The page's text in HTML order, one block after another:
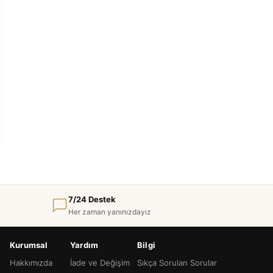
7/24 Destek
Her zaman yanınızdayız
Kurumsal
Hakkımızda
Yardım
İade ve Değişim
Bilgi
Sıkça Sorulan Sorular